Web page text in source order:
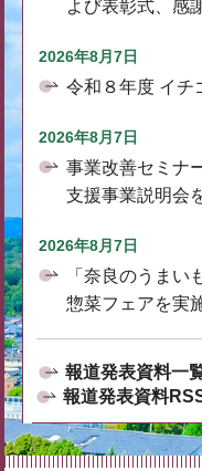
よび表彰式、感
2026年8月7日
令和８年度 イチ
2026年8月7日
事業改善セミナ
支援事業説明会
2026年8月7日
「奈良のうまい
惣菜フェアを実
報道発表資料一
報道発表資料